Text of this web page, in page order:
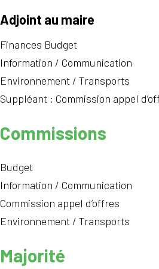
Adjoint au maire
Finances Budget
Information / Communication
Environnement / Transports
Suppléant : Commission appel
Commissions
Budget
Information / Communication
Commission appel d’offres
Environnement / Transports
Majorité